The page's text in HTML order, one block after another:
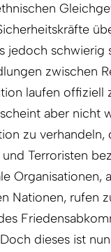
jedoch schwierig
zwischen
laufen offiziell
aber nicht
zu verhandeln,
Terroristen
Organisationen,
Nationen, rufen
dieses ist